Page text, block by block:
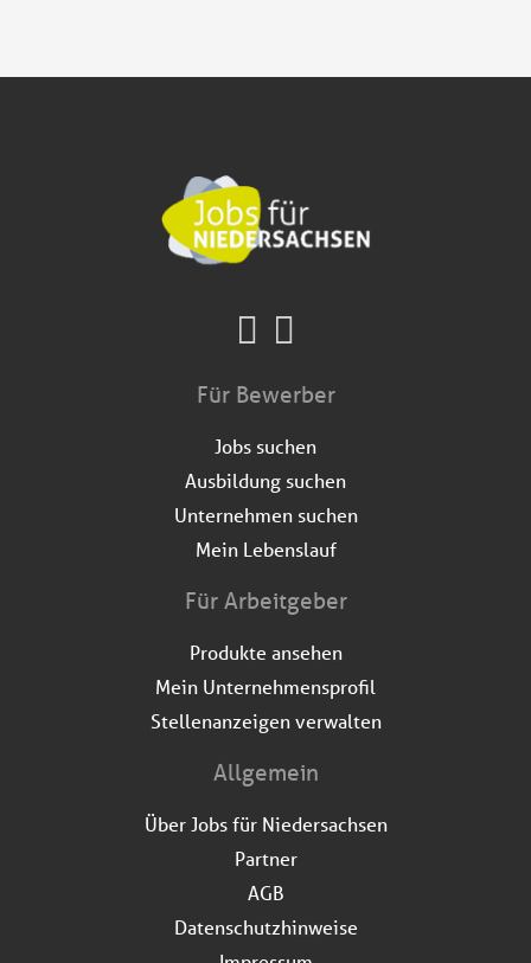
Für Bewerber
Jobs suchen
Ausbildung suchen
Unternehmen suchen
Mein Lebenslauf
Für Arbeitgeber
Produkte ansehen
Mein Unternehmensprofil
Stellenanzeigen verwalten
Allgemein
Über Jobs für Niedersachsen
Partner
AGB
Datenschutzhinweise